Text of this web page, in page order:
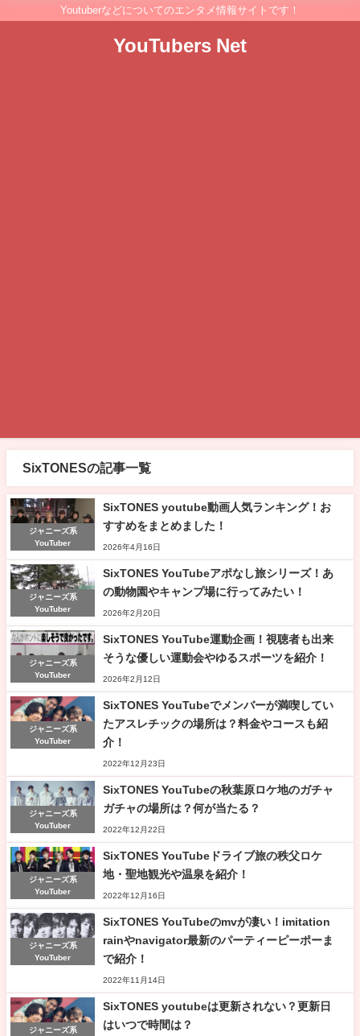
Youtuberなどについてのエンタメ情報サイトです！
YouTubers Net
SixTONESの記事一覧
ジャニーズ系
YouTuber
SixTONES youtube動画人気ランキング！お
すすめをまとめました！
2026年4月16日
ジャニーズ系
YouTuber
SixTONES YouTubeアポなし旅シリーズ！あ
の動物園やキャンプ場に行ってみたい！
2026年2月20日
ジャニーズ系
YouTuber
SixTONES YouTube運動企画！視聴者も出来
そうな優しい運動会やゆるスポーツを紹介！
2026年2月12日
ジャニーズ系
YouTuber
SixTONES YouTubeでメンバーが満喫してい
たアスレチックの場所は？料金やコースも紹
介！
2022年12月23日
ジャニーズ系
YouTuber
SixTONES YouTubeの秋葉原ロケ地のガチャ
ガチャの場所は？何が当たる？
2022年12月22日
ジャニーズ系
YouTuber
SixTONES YouTubeドライブ旅の秩父ロケ
地・聖地観光や温泉を紹介！
2022年12月16日
ジャニーズ系
YouTuber
SixTONES YouTubeのmvが凄い！imitation
rainやnavigator最新のパーティーピーポーま
で紹介！
2022年11月14日
ジャニーズ系
SixTONES youtubeは更新されない？更新日
はいつで時間は？